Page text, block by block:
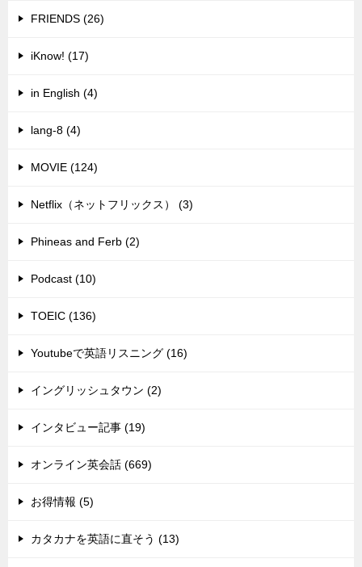
FRIENDS (26)
iKnow! (17)
in English (4)
lang-8 (4)
MOVIE (124)
Netflix（ネットフリックス） (3)
Phineas and Ferb (2)
Podcast (10)
TOEIC (136)
Youtubeで英語リスニング (16)
イングリッシュタウン (2)
インタビュー記事 (19)
オンライン英会話 (669)
お得情報 (5)
カタカナを英語に直そう (13)